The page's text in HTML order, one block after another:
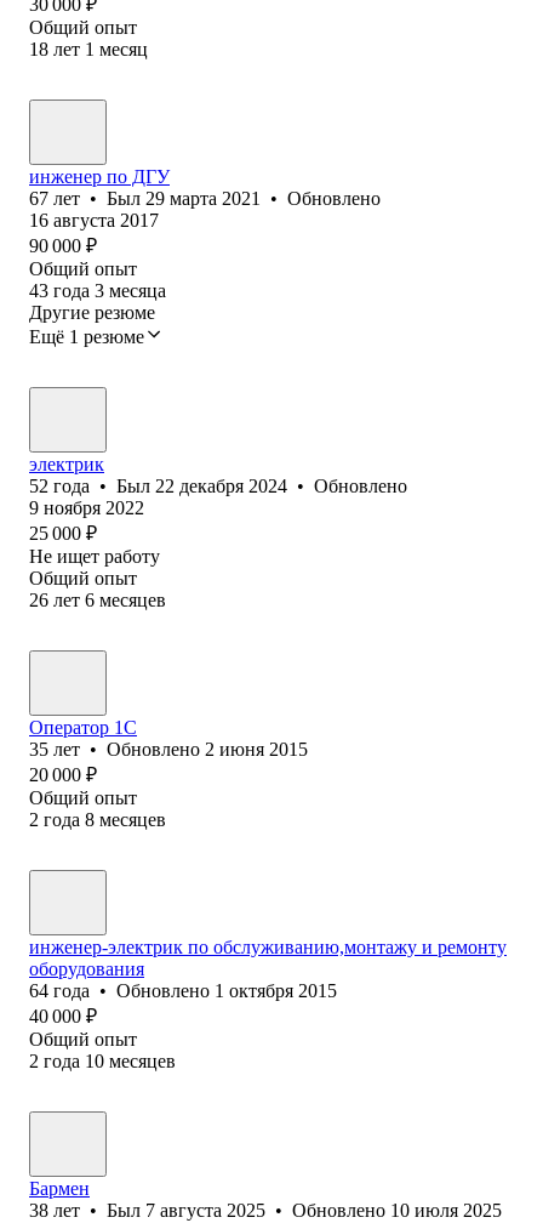
Общий опыт
18 лет 1 месяц
инженер по ДГУ
67 лет • Был 29 марта 2021 • Обновлено
16 августа 2017
90 000 ₽
Общий опыт
43 года 3 месяца
Другие резюме
Ещё 1 резюме
электрик
52 года • Был 22 декабря 2024 • Обновлено
9 ноября 2022
25 000 ₽
Не ищет работу
Общий опыт
26 лет 6 месяцев
Оператор 1C
35 лет • Обновлено 2 июня 2015
20 000 ₽
Общий опыт
2 года 8 месяцев
инженер-электрик по обслуживанию,монтажу и ремонту
оборудования
64 года • Обновлено 1 октября 2015
40 000 ₽
Общий опыт
2 года 10 месяцев
Бармен
38 лет • Был 7 августа 2025 • Обновлено 10 июля 2025